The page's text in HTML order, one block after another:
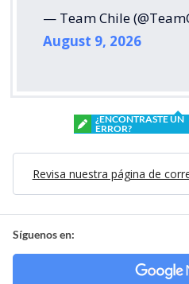
— Team Chile
August 9, 2026
¿ENCONTRASTE UN
ERROR?
Revisa nuestra página de
Síguenos en: